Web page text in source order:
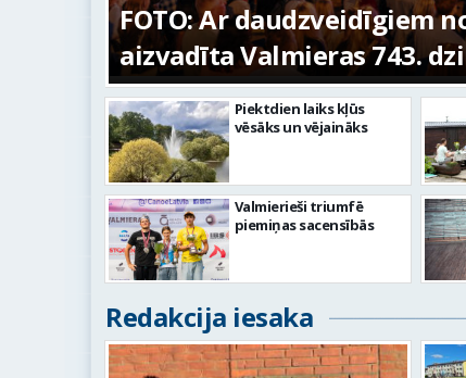
FOTO: Ar daudzveidīgiem
aizvadīta Valmieras 743.
Piektdien laiks kļūs
vēsāks un vējaināks
Valmierieši triumfē
piemiņas sacensībās
Redakcija iesaka